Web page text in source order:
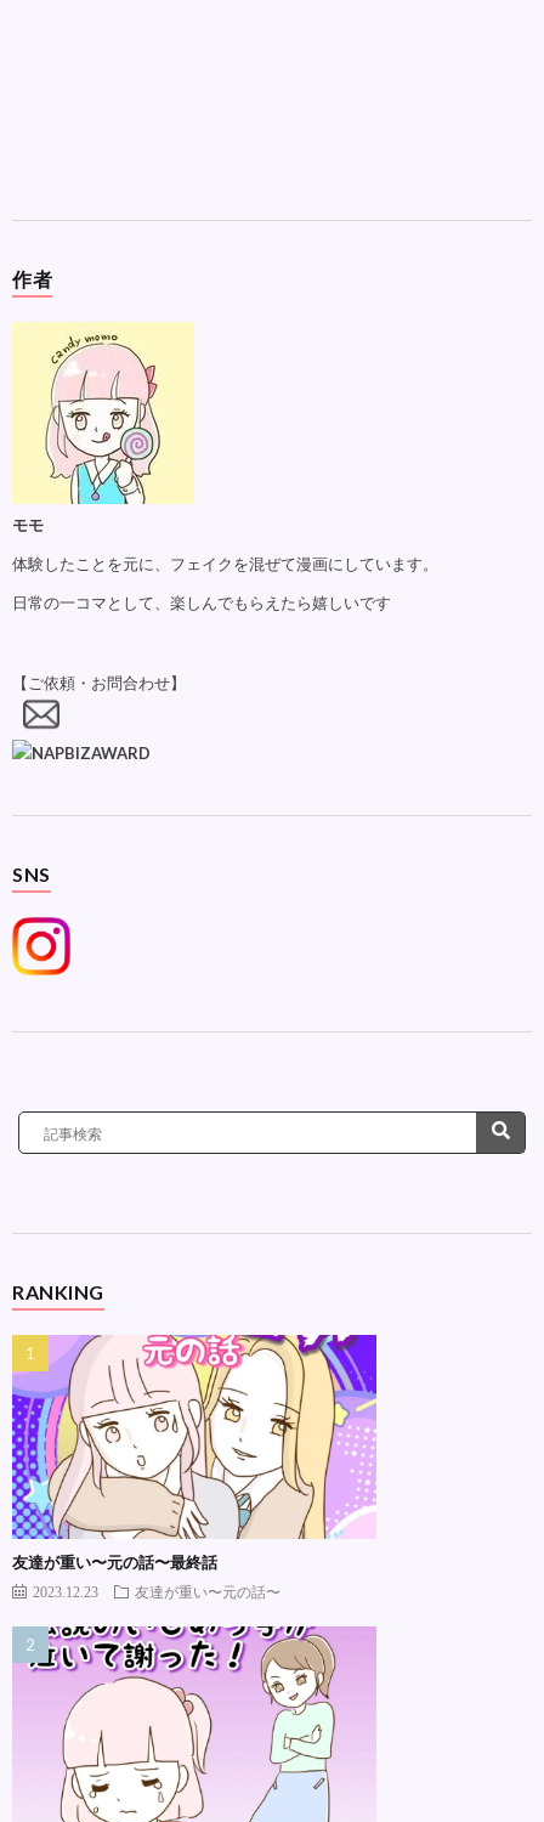
作者
モモ
体験したことを元に、フェイクを混ぜて漫画にしています。
日常の一コマとして、楽しんでもらえたら嬉しいです
【ご依頼・お問合わせ】
SNS
RANKING
友達が重い〜元の話〜最終話
2023.12.23 友達が重い〜元の話〜